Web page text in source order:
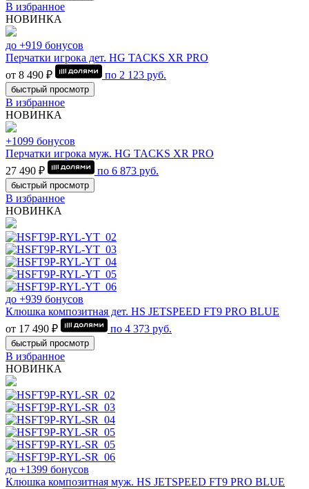
В избранное
НОВИНКА
до +919 бонусов
Перчатки игрока дет. HG TACKS XR PRO
от 8 490 ₽
по 2 123 руб.
быстрый просмотр
В избранное
НОВИНКА
+1099 бонусов
Перчатки игрока муж. HG TACKS XR PRO
27 490 ₽
по 6 873 руб.
быстрый просмотр
В избранное
НОВИНКА
до +939 бонусов
Клюшка композитная дет. HS JETSPEED FT9 PRO BLUE
от 17 490 ₽
по 4 373 руб.
быстрый просмотр
В избранное
НОВИНКА
до +1399 бонусов
Клюшка композитная муж. HS JETSPEED FT9 PRO BLUE